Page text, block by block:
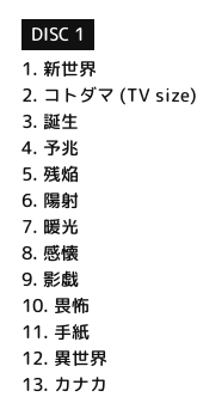
DISC 1
1. 新世界
2. コトダマ (TV size)
3. 誕生
4. 予兆
5. 残焔
6. 陽射
7. 暖光
8. 感懐
9. 影戯
10. 畏怖
11. 手紙
12. 異世界
13. カナカ